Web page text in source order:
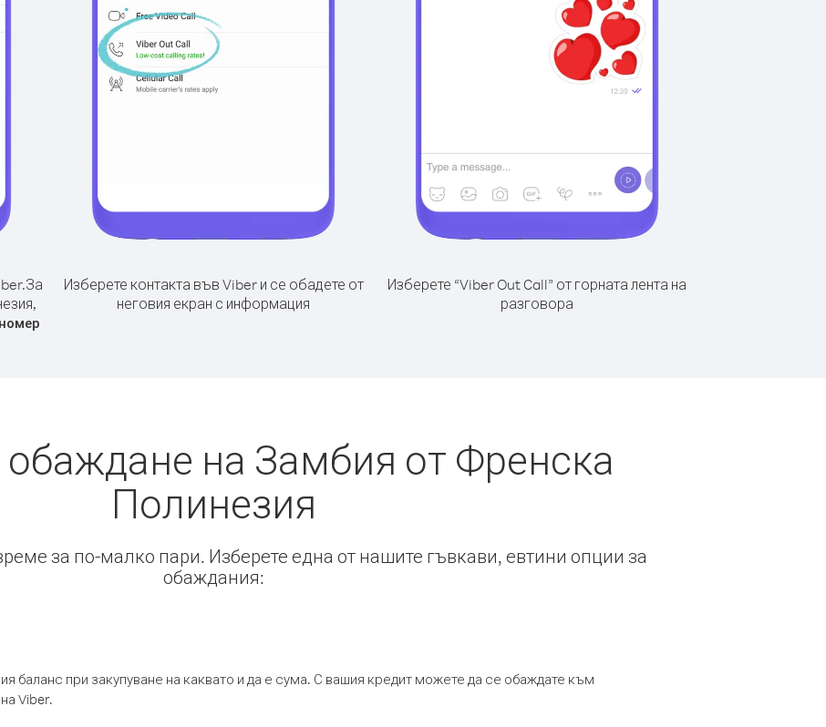
За
Изберете контакта във Viber и се обадете от
неговия екран с информация
Изберете “Viber Out Call” от горната лента на
разговора
обаждане на Замбия от Френска
Полинезия
за по-малко пари. Изберете една от нашите гъвкави, евтини опции за
обаждания:
баланс при закупуване на каквато и да е сума. С вашия кредит можете да се обаждате към
Viber.